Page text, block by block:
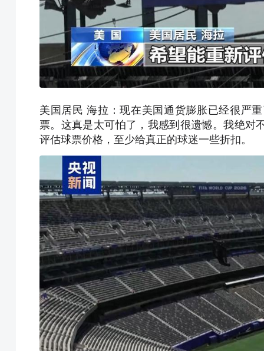
美国居民 海拉：现在美国通货膨胀已经很严
票。这真是太可怕了，我感到很遗憾。我绝对
评估球票价格，至少给真正的球迷一些折扣。